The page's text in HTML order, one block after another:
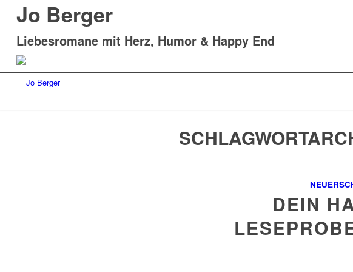
Jo Berger
Liebesromane mit Herz, Humor & Happy End
DEIN